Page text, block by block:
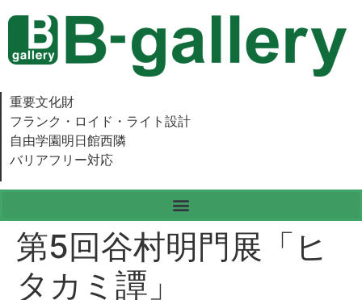
重要文化財
フランク・ロイド・ライト設計
自由学園明日館西隣
バリアフリー対応
第5回谷村明門展「ヒ
タカミ譚」